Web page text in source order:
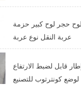
لوح حجر لوح كبير حزمة
عربة النقل نوع عربة
عبّارة عربة التحكم عن
بعد
قابل لضبط الارتفاع
لوضع كونترتوب للتصنيع